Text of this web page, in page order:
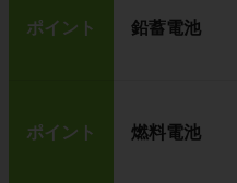
ポイント 鉛蓄電池
ポイント 燃料電池